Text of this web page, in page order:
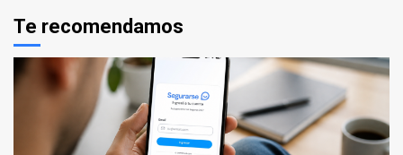
Te recomendamos